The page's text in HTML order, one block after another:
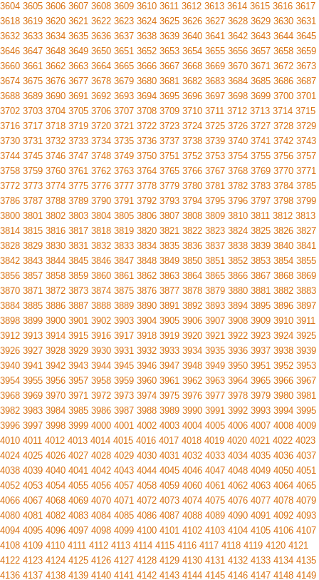
3604 3605 3606 3607 3608 3609 3610 3611 3612 3613 3614 3615 3616 3617
3618 3619 3620 3621 3622 3623 3624 3625 3626 3627 3628 3629 3630 3631
3632 3633 3634 3635 3636 3637 3638 3639 3640 3641 3642 3643 3644 3645
3646 3647 3648 3649 3650 3651 3652 3653 3654 3655 3656 3657 3658 3659
3660 3661 3662 3663 3664 3665 3666 3667 3668 3669 3670 3671 3672 3673
3674 3675 3676 3677 3678 3679 3680 3681 3682 3683 3684 3685 3686 3687
3688 3689 3690 3691 3692 3693 3694 3695 3696 3697 3698 3699 3700 3701
3702 3703 3704 3705 3706 3707 3708 3709 3710 3711 3712 3713 3714 3715
3716 3717 3718 3719 3720 3721 3722 3723 3724 3725 3726 3727 3728 3729
3730 3731 3732 3733 3734 3735 3736 3737 3738 3739 3740 3741 3742 3743
3744 3745 3746 3747 3748 3749 3750 3751 3752 3753 3754 3755 3756 3757
3758 3759 3760 3761 3762 3763 3764 3765 3766 3767 3768 3769 3770 3771
3772 3773 3774 3775 3776 3777 3778 3779 3780 3781 3782 3783 3784 3785
3786 3787 3788 3789 3790 3791 3792 3793 3794 3795 3796 3797 3798 3799
3800 3801 3802 3803 3804 3805 3806 3807 3808 3809 3810 3811 3812 3813
3814 3815 3816 3817 3818 3819 3820 3821 3822 3823 3824 3825 3826 3827
3828 3829 3830 3831 3832 3833 3834 3835 3836 3837 3838 3839 3840 3841
3842 3843 3844 3845 3846 3847 3848 3849 3850 3851 3852 3853 3854 3855
3856 3857 3858 3859 3860 3861 3862 3863 3864 3865 3866 3867 3868 3869
3870 3871 3872 3873 3874 3875 3876 3877 3878 3879 3880 3881 3882 3883
3884 3885 3886 3887 3888 3889 3890 3891 3892 3893 3894 3895 3896 3897
3898 3899 3900 3901 3902 3903 3904 3905 3906 3907 3908 3909 3910 3911
3912 3913 3914 3915 3916 3917 3918 3919 3920 3921 3922 3923 3924 3925
3926 3927 3928 3929 3930 3931 3932 3933 3934 3935 3936 3937 3938 3939
3940 3941 3942 3943 3944 3945 3946 3947 3948 3949 3950 3951 3952 3953
3954 3955 3956 3957 3958 3959 3960 3961 3962 3963 3964 3965 3966 3967
3968 3969 3970 3971 3972 3973 3974 3975 3976 3977 3978 3979 3980 3981
3982 3983 3984 3985 3986 3987 3988 3989 3990 3991 3992 3993 3994 3995
3996 3997 3998 3999 4000 4001 4002 4003 4004 4005 4006 4007 4008 4009
4010 4011 4012 4013 4014 4015 4016 4017 4018 4019 4020 4021 4022 4023
4024 4025 4026 4027 4028 4029 4030 4031 4032 4033 4034 4035 4036 4037
4038 4039 4040 4041 4042 4043 4044 4045 4046 4047 4048 4049 4050 4051
4052 4053 4054 4055 4056 4057 4058 4059 4060 4061 4062 4063 4064 4065
4066 4067 4068 4069 4070 4071 4072 4073 4074 4075 4076 4077 4078 4079
4080 4081 4082 4083 4084 4085 4086 4087 4088 4089 4090 4091 4092 4093
4094 4095 4096 4097 4098 4099 4100 4101 4102 4103 4104 4105 4106 4107
4108 4109 4110 4111 4112 4113 4114 4115 4116 4117 4118 4119 4120 4121
4122 4123 4124 4125 4126 4127 4128 4129 4130 4131 4132 4133 4134 4135
4136 4137 4138 4139 4140 4141 4142 4143 4144 4145 4146 4147 4148 4149